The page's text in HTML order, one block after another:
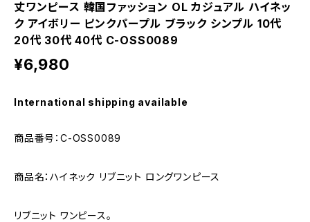
丈ワンピース 韓国ファッション OL カジュアル ハイネッ
ク アイボリー ピンクパープル ブラック シンプル 10代
20代 30代 40代 C-OSS0089
¥6,980
International shipping available
商品番号：C-OSS0089
商品名：ハイネック リブニット ロングワンピース
リブニット ワンピース。